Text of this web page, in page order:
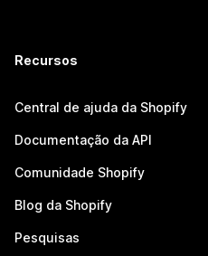
Recursos
Central de ajuda da Shopify
Documentação da API
Comunidade Shopify
Blog da Shopify
Pesquisas